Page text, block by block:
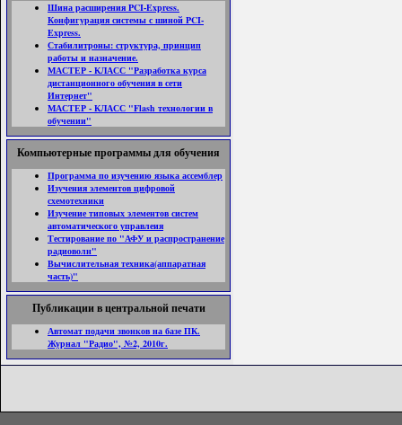
Шина расширения PCI-Express.
Конфигурация системы с шиной PCI-
Express.
Стабилитроны: структура, принцип
работы и назначение.
МАСТЕР - КЛАСС "Разработка курса
дистанционного обучения в сети
Интернет"
МАСТЕР - КЛАСС "Flash технологии в
обучении"
Компьютерные программы для обучения
Программа по изучению языка ассемблер
Изучения элементов цифровой
схемотехники
Изучение типовых элементов систем
автоматического управлеия
Тестирование по "АФУ и распространение
радиоволн"
Вычислительная техника(аппаратная
часть)"
Публикации в центральной печати
Автомат подачи звонков на базе ПК.
Журнал "Радио", №2, 2010г.